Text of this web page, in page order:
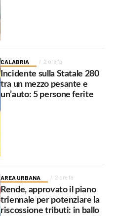
CALABRIA 2 ore fa
Incidente sulla Statale 280
tra un mezzo pesante e
un’auto: 5 persone ferite
AREA URBANA 2 ore fa
Rende, approvato il piano
triennale per potenziare la
riscossione tributi: in ballo